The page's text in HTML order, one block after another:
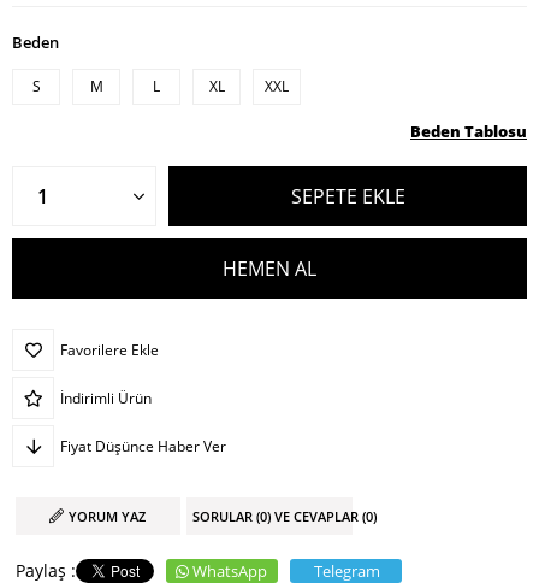
Beden
S M L XL XXL
Beden Tablosu
Favorilere Ekle
İndirimli Ürün
Fiyat Düşünce Haber Ver
YORUM YAZ SORULAR (0) VE CEVAPLAR (0)
WhatsApp Telegram